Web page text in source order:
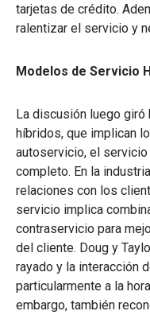
tarjetas de crédito.
ralentizar el servicio y
Modelos de Servicio
La discusión luego
híbridos, que implican
autoservicio, el
completo. En la
relaciones con los
servicio implica
contraservicio para
del cliente. Doug y
rayado y la interacción
particularmente a la
embargo, también